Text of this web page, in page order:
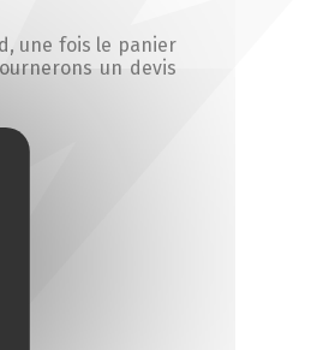
une fois le panier
un devis